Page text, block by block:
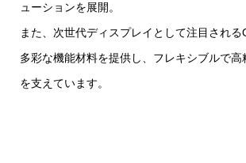
ューションを展開。
また、次世代ディスプレイとして注目される
多彩な機能材料を提供し、フレキシブルで
を支えています。